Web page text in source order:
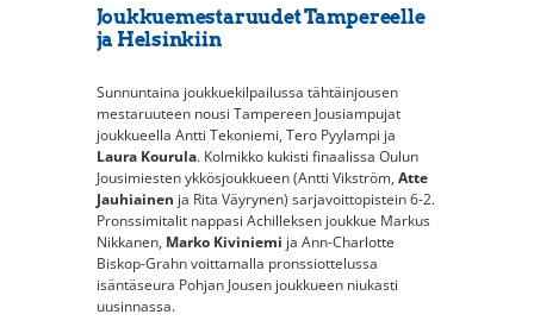
Joukkuemestaruudet Tampereelle
ja Helsinkiin
Sunnuntaina joukkuekilpailussa tähtäinjousen
mestaruuteen nousi Tampereen Jousiampujat
joukkueella Antti Tekoniemi, Tero Pyylampi ja
Laura Kourula. Kolmikko kukisti finaalissa Oulun
Jousimiesten ykkösjoukkueen (Antti Vikström, Atte
Jauhiainen ja Rita Väyrynen) sarjavoittopistein 6-2.
Pronssimitalit nappasi Achilleksen joukkue Markus
Nikkanen, Marko Kiviniemi ja Ann-Charlotte
Biskop-Grahn voittamalla pronssiottelussa
isäntäseura Pohjan Jousen joukkueen niukasti
uusinnassa.